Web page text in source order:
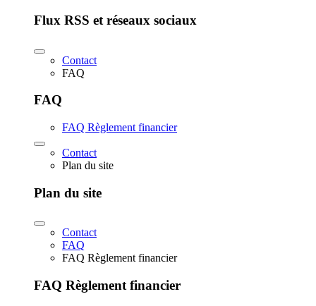
Flux RSS et réseaux sociaux
Contact
FAQ
FAQ
FAQ Règlement financier
Contact
Plan du site
Plan du site
Contact
FAQ
FAQ Règlement financier
FAQ Règlement financier